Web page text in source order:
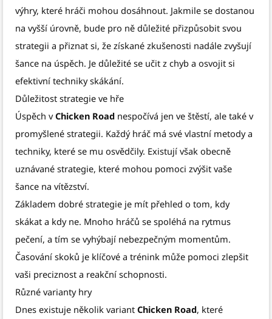
výhry, které hráči mohou dosáhnout. Jakmile se dostanou
na vyšší úrovně, bude pro ně důležité přizpůsobit svou
strategii a přiznat si, že získané zkušenosti nadále zvyšují
šance na úspěch. Je důležité se učit z chyb a osvojit si
efektivní techniky skákání.
Důležitost strategie ve hře
Úspěch vChicken Road nespočívá jen ve štěstí, ale také v
promyšlené strategii. Každý hráč má své vlastní metody a
techniky, které se mu osvědčily. Existují však obecně
uznávané strategie, které mohou pomoci zvýšit vaše
šance na vítězství.
Základem dobré strategie je mít přehled o tom, kdy
skákat a kdy ne. Mnoho hráčů se spoléhá na rytmus
pečení, a tím se vyhýbají nebezpečným momentům.
Časování skoků je klíčové a trénink může pomoci zlepšit
vaši preciznost a reakční schopnosti.
Různé varianty hry
Dnes existuje několik variant Chicken Road, které